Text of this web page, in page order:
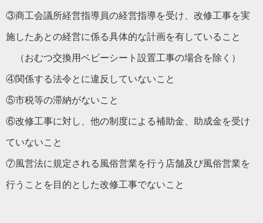
③商工会議所経営指導員の経営指導を受け、改修工事を実
施したあとの経営に係る具体的な計画を有していること
（おむつ交換用ベビーシート設置工事の場合を除く）
④関係する法令とに違反していないこと
⑤市税等の滞納がないこと
⑥改修工事に対し、他の制度による補助金、助成金を受け
ていないこと
⑦風営法に規定される風俗営業を行う店舗及び風俗営業を
行うことを目的とした改修工事でないこと